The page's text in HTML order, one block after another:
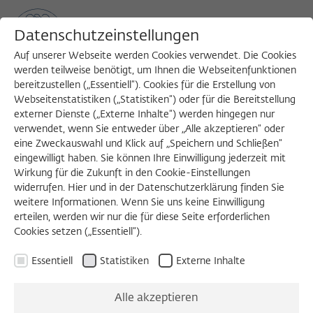
MENU
Search
Datenschutzeinstellungen
Auf unserer Webseite werden Cookies verwendet. Die Cookies
werden teilweise benötigt, um Ihnen die Webseitenfunktionen
bereitzustellen („Essentiell“). Cookies für die Erstellung von
Webseitenstatistiken („Statistiken“) oder für die Bereitstellung
externer Dienste („Externe Inhalte“) werden hingegen nur
verwendet, wenn Sie entweder über „Alle akzeptieren“ oder
eine Zweckauswahl und Klick auf „Speichern und Schließen“
eingewilligt haben. Sie können Ihre Einwilligung jederzeit mit
Wirkung für die Zukunft in den Cookie-Einstellungen
widerrufen. Hier und in der Datenschutzerklärung finden Sie
weitere Informationen. Wenn Sie uns keine Einwilligung
erteilen, werden wir nur die für diese Seite erforderlichen
Cookies setzen („Essentiell“).
Essentiell Statistiken Externe Inhalte
Alle akzeptieren